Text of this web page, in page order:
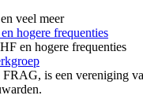
veel meer
hogere frequenties
en hogere frequenties
is een vereniging